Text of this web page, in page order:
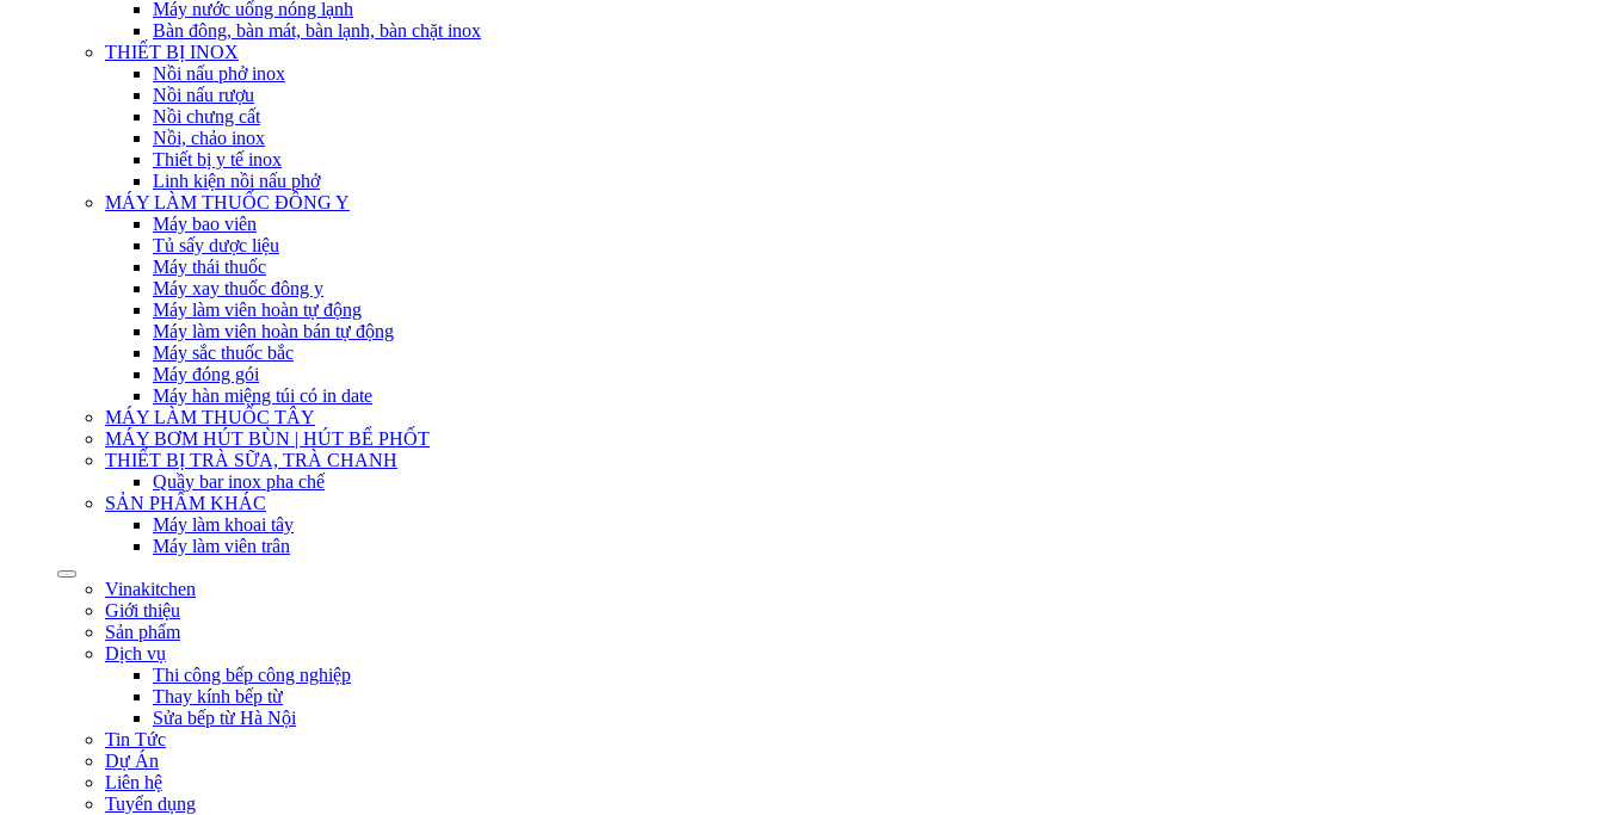
Máy nước uống nóng lạnh
Bàn đông, bàn mát, bàn lạnh, bàn chặt inox
THIẾT BỊ INOX
Nồi nấu phở inox
Nồi nấu rượu
Nồi chưng cất
Nồi, chảo inox
Thiết bị y tế inox
Linh kiện nồi nấu phở
MÁY LÀM THUỐC ĐÔNG Y
Máy bao viên
Tủ sấy dược liệu
Máy thái thuốc
Máy xay thuốc đông y
Máy làm viên hoàn tự động
Máy làm viên hoàn bán tự động
Máy sắc thuốc bắc
Máy đóng gói
Máy hàn miệng túi có in date
MÁY LÀM THUỐC TÂY
MÁY BƠM HÚT BÙN | HÚT BỂ PHỐT
THIẾT BỊ TRÀ SỮA, TRÀ CHANH
Quầy bar inox pha chế
SẢN PHẨM KHÁC
Máy làm khoai tây
Máy làm viên trân
Vinakitchen
Giới thiệu
Sản phẩm
Dịch vụ
Thi công bếp công nghiệp
Thay kính bếp từ
Sửa bếp từ Hà Nội
Tin Tức
Dự Án
Liên hệ
Tuyển dụng